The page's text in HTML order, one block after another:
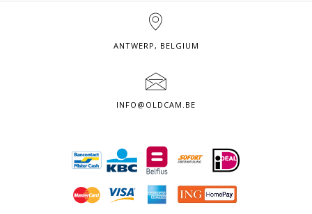
ANTWERP, BELGIUM
INFO@OLDCAM.BE